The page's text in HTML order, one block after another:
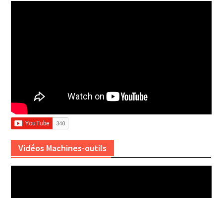
Vidéos Machines-outils